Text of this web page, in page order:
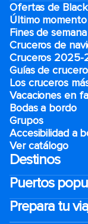
Ofertas de
Último momento
Fines de semana
Cruceros de
Cruceros 2025-
Guías de
Los cruceros
Vacaciones en
Bodas a bordo
Grupos
Accesibilidad a
Ver catálogo
Destinos
Puertos
Prepara tu